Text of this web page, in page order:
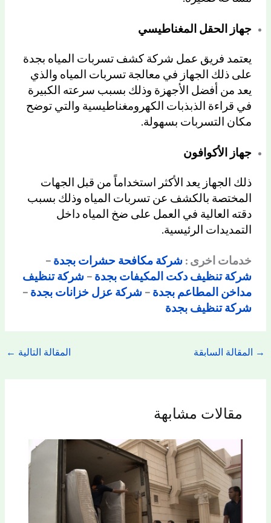
جهاز الحقل المغناطيسي
يعتمد فريق عمل شركة كشف تسربات المياه بجدة
على ذلك الجهاز في معالجة تسربات المياه والذي
يعد من أفضل الأجهزة وذلك بسبب سرعته الكبيرة
في قراءة الذبذبات الكهرومغناطيسية والتي توضح
مكان التسربات بسهولة.
جهاز الأكوافون
ذلك الجهاز يعد الأكثر استخداماً من قبل الجهات
المختصة بالكشف عن تسربات المياه وذلك بسبب
دقته العالية في العمل على ضخ المياه داخل
التمديدات الرئيسية.
خدمات اخرى :شركة مكافحة حشرات بجدة –
شركة تنظيف دكت المكيفات بجدة –شركة تنظيف
مداخن المطاعم بجدة –شركة عزل خزانات بجدة –
شركة تنظيف بجدة
→ المقالة السابقة المقالة التالية ←
مقالات مشابهة